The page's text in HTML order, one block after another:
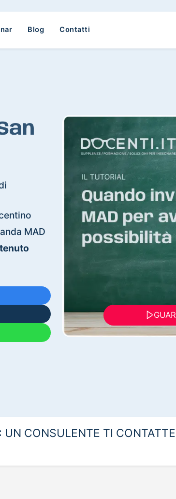
Blog Contatti
MAD
UN CONSULENTE TI